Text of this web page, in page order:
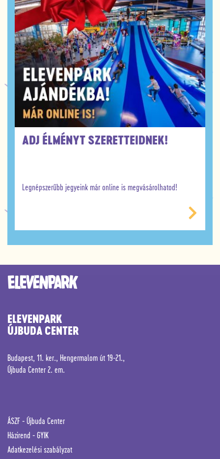
ADJ ÉLMÉNYT SZERETTEIDNEK!
Legnépszerűbb jegyeink már online is megvásárolhatod!
ELEVENPARK
ÚJBUDA CENTER
Budapest, 11. ker., Hengermalom út 19-21.,
Újbuda Center 2. em.
ÁSZF - Újbuda Center
Házirend - GYIK
Adatkezelési szabályzat